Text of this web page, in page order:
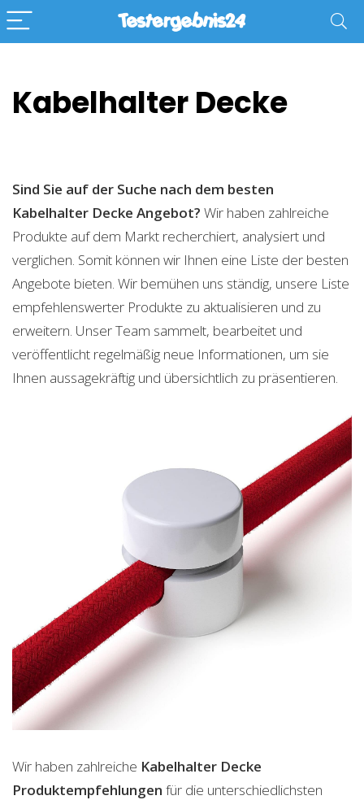
Kabelhalter Decke
Sind Sie auf der Suche nach dem besten
Kabelhalter Decke Angebot? Wir haben zahlreiche
Produkte auf dem Markt recherchiert, analysiert und
verglichen. Somit können wir Ihnen eine Liste der besten
Angebote bieten. Wir bemühen uns ständig, unsere Liste
empfehlenswerter Produkte zu aktualisieren und zu
erweitern. Unser Team sammelt, bearbeitet und
veröffentlicht regelmäßig neue Informationen, um sie
Ihnen aussagekräftig und übersichtlich zu präsentieren.
Wir haben zahlreiche Kabelhalter Decke
Produktempfehlungen für die unterschiedlichsten